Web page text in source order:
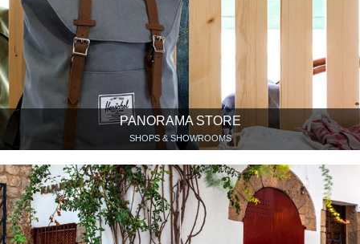
PANORAMA STORE
SHOPS & SHOWROOMS